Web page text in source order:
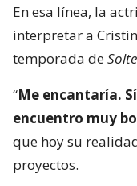
En esa línea, la
interpretar a
temporada de
“Me encantaría.
encuentro muy
que hoy su
proyectos.